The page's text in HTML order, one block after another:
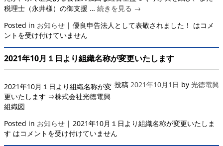
税理士（永井様）の御支援 … 続きを見る →
Posted in お知らせ | 優良申告法人として表敬されました！ はコメ
ントを受け付けていません
2021年10月１日より組織名称が変更いたします
投稿 2021年10月1日 by 光徳電興
2021年10月１日より組織名称が変
更いたします ⇒株式会社光徳電興
組織図
Posted in お知らせ | 2021年10月１日より組織名称が変更いたしま
す はコメントを受け付けていません